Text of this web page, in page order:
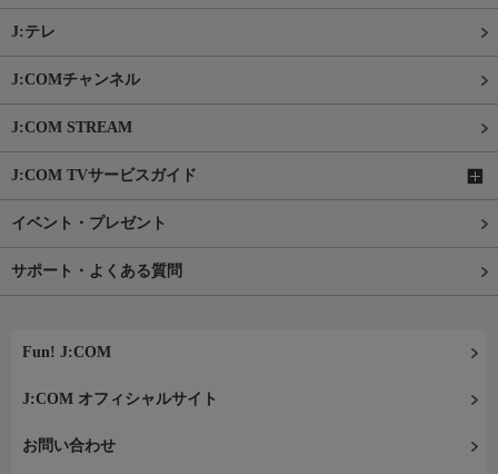
J:テレ
J:COMチャンネル
J:COM STREAM
J:COM TVサービスガイド
イベント・プレゼント
サポート・よくある質問
Fun! J:COM
J:COM オフィシャルサイト
お問い合わせ